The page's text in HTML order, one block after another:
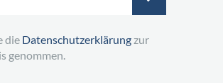
die Datenschutzerklärung zur
genommen.